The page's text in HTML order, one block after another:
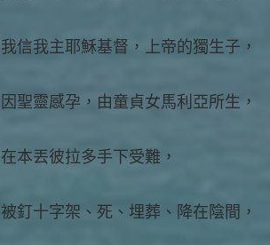
我信我主耶穌基督，上帝的獨生子，
因聖靈感孕，由童貞女馬利亞所生，
在本丟彼拉多手下受難，
被釘十字架、死、埋葬、降在陰間，